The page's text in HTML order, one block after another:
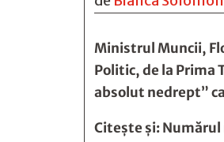
Ministrul Muncii,
Politic, de la Prima
absolut nedrept”
Citește și:Numărul